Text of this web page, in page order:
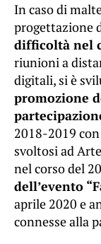
In caso di
progettazione
difficoltà nel
riunioni a
digitali, si è
promozione
2018-2019
svoltosi ad
nel corso del
dell’evento
aprile 2020 e
connesse alla